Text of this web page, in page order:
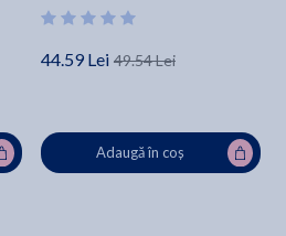
44.59 Lei 49.54 Lei
Adaugă în coș